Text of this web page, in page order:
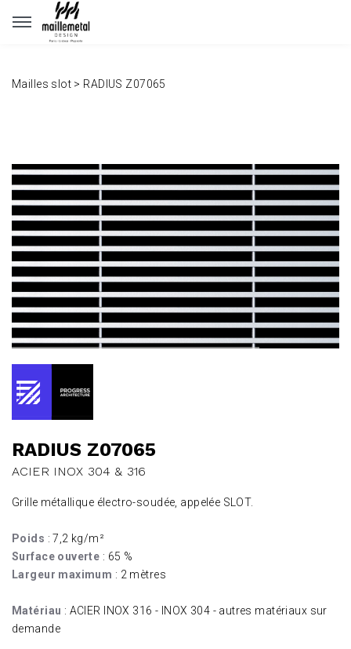
Panneau de gestion des cookies
Mailles slot > RADIUS Z07065
www.maillemetaldesign.fr" width="1140" height="640">
www.maillemetaldesign.fr" width="1140" height="640">
RADIUS Z07065
ACIER INOX 304 & 316
Grille métallique électro-soudée, appelée SLOT.
Poids : 7,2 kg/m²
Surface ouverte : 65 %
Largeur maximum : 2 mètres
Matériau : ACIER INOX 316 - INOX 304 - autres matériaux sur
demande